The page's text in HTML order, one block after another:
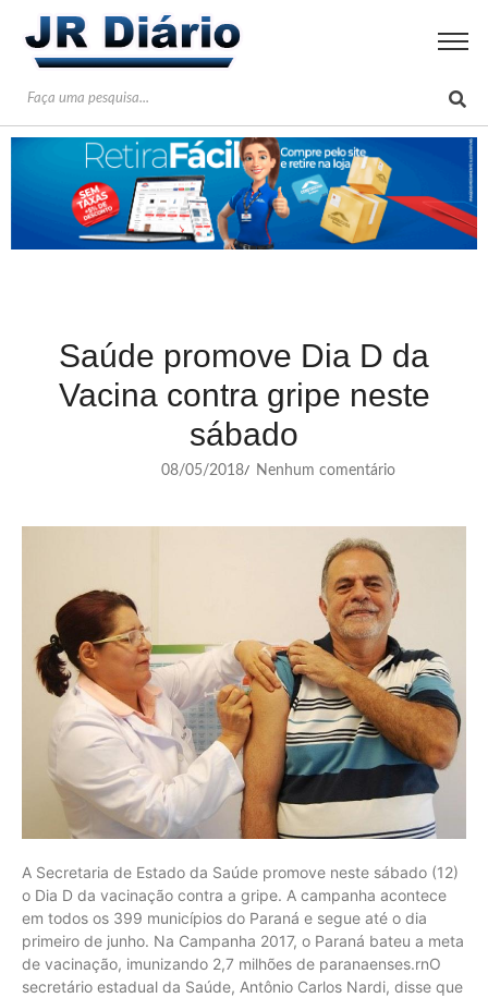
Saúde promove Dia D da
Vacina contra gripe neste
sábado
08/05/2018/ Nenhum comentário
A Secretaria de Estado da Saúde promove neste sábado (12)
o Dia D da vacinação contra a gripe. A campanha acontece
em todos os 399 municípios do Paraná e segue até o dia
primeiro de junho. Na Campanha 2017, o Paraná bateu a meta
de vacinação, imunizando 2,7 milhões de paranaenses.rnO
secretário estadual da Saúde, Antônio Carlos Nardi, disse que